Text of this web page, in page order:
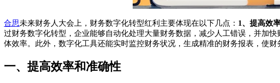
合思未来财务人大会上，财务数字化转型红利主要体现在以下几点： 1、提高效
过财务数字化转型，企业能够自动化处理大量财务数据，减少人工错误，并加
体效率。此外，数字化工具还能实时监控财务状况，生成精准的财务报表，使财
一、提高效率和准确性